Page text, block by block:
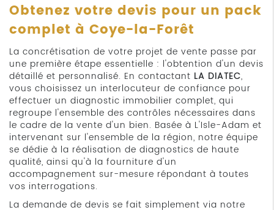
Obtenez votre devis pour un pack
complet à Coye-la-Forêt
La concrétisation de votre projet de vente passe par
une première étape essentielle : l'obtention d'un devis
détaillé et personnalisé. En contactant LA DIATEC,
vous choisissez un interlocuteur de confiance pour
effectuer un diagnostic immobilier complet, qui
regroupe l'ensemble des contrôles nécessaires dans
le cadre de la vente d'un bien. Basée à L'Isle-Adam et
intervenant sur l'ensemble de la région, notre équipe
se dédie à la réalisation de diagnostics de haute
qualité, ainsi qu'à la fourniture d'un
accompagnement sur-mesure répondant à toutes
vos interrogations.
La demande de devis se fait simplement via notre